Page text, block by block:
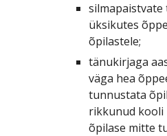
üksikutes
õpilastele;
tänukirjaga
väga hea
tunnustata
rikkunud kooli
õpilase mitte